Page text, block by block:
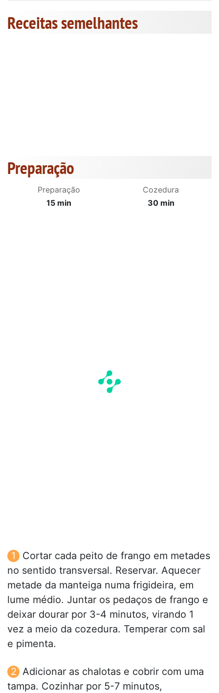
Receitas semelhantes
Preparação
Preparação
15 min
Cozedura
30 min
Cortar cada peito de frango em metades
no sentido transversal. Reservar. Aquecer
metade da manteiga numa frigideira, em
lume médio. Juntar os pedaços de frango e
deixar dourar por 3-4 minutos, virando 1
vez a meio da cozedura. Temperar com sal
e pimenta.
Adicionar as chalotas e cobrir com uma
tampa. Cozinhar por 5-7 minutos,